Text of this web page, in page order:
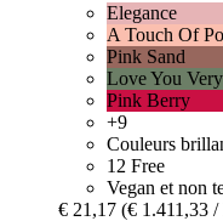
Elegance
A Touch Of
Pink Sand
Love You
Pink Berry
+9
Couleurs
12 Free
Vegan et non
€ 21,17 (€ 1.411,33